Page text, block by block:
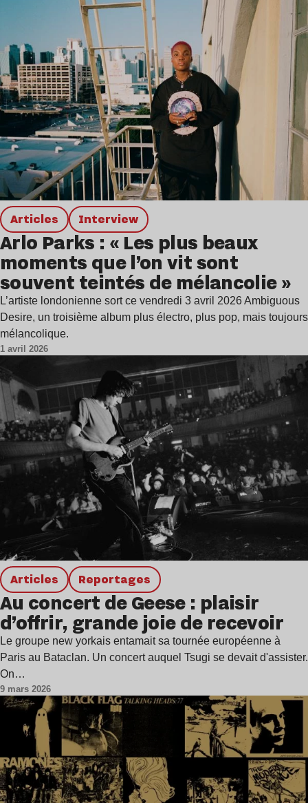
Articles interview
Arlo Parks : « Les plus beaux
moments que l’on vit sont
souvent teintés de mélancolie »
L’artiste londonienne sort ce vendredi 3 avril 2026 Ambiguous
Desire, un troisième album plus électro, plus pop, mais toujours
mélancolique.
1 avril 2026
Articles Reportages
Au concert de Geese : plaisir
d’offrir, grande joie de recevoir
Le groupe new yorkais entamait sa tournée européenne à
Paris au Bataclan. Un concert auquel Tsugi se devait d'assister.
On…
9 mars 2026